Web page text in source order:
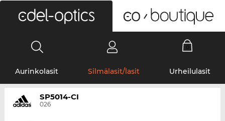
Aurinkolasit Silmälasit/lasit Urheilulasit
SP5014-CI
026